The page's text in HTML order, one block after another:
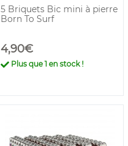
5 Briquets Bic mini à pierre
Born To Surf
4,90€
Plus que1 en stock !